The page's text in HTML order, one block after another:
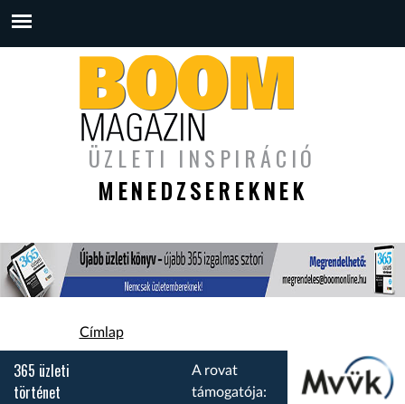
ÜZLETI INSPIRÁCIÓ
MENEDZSEREKNEK
Jelenlegi hely
Címlap
365 üzleti
történet
A rovat
támogatója: